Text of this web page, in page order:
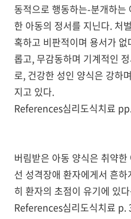
동적으로 행동하는-분개하는
한 아동의 정서를 지닌다. 처
혹하고 비판적이며 용서가
롭고, 무감동하며 기계적인
로, 건강한 성인 양식은 강하
지고 있다.
References심리도식치료
버림받은 아동 양식은 취약
선 성격장애 환자에게서 흔
히 환자의 초점이 유기에 있
References심리도식치료 p.